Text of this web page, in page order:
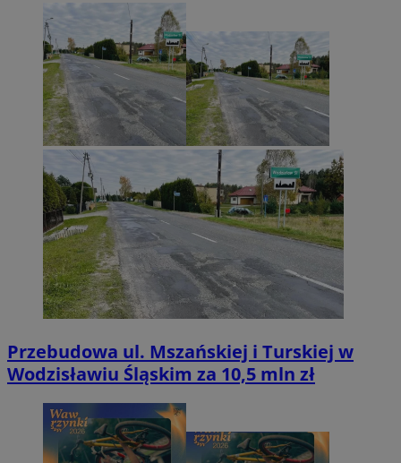
Przebudowa ul. Mszańskiej i Turskiej w
Wodzisławiu Śląskim za 10,5 mln zł